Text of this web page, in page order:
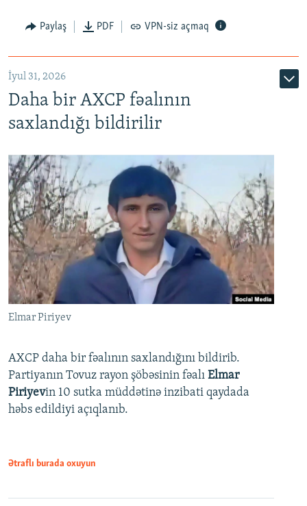
Paylaş PDF VPN-siz açmaq
İyul 31, 2026
Daha bir AXCP fəalının
saxlandığı bildirilir
Elmar Piriyev
AXCP daha bir fəalının saxlandığını bildirib.
Partiyanın Tovuz rayon şöbəsinin fəalı Elmar
Piriyevin 10 sutka müddətinə inzibati qaydada
həbs edildiyi açıqlanıb.
Ətraflı burada oxuyun